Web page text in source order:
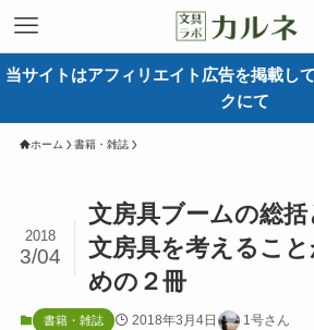
当サイトはアフィリエイト広告を掲載し
クにて
ホーム 書籍・雑誌
文房具ブームの総
文房具を考えるこ
めの２冊
2018
3/04
書籍・雑誌 2018年3月4日 1号さん